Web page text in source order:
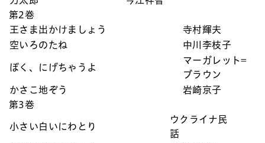
第2巻
王さま出かけましょう
寺村輝夫
空いろのたね
中川李枝子
ぼく、にげちゃうよ
マーガレット=
ブラウン
かさこ地ぞう
岩崎京子
第3巻
小さい白いにわとり
ウクライナ民
話